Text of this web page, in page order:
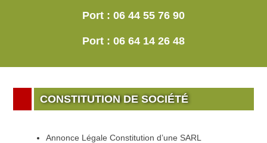
Port : 06 44 55 76 90
Port : 06 64 14 26 48
CONSTITUTION DE SOCIÉTÉ
Annonce Légale Constitution d’une SARL